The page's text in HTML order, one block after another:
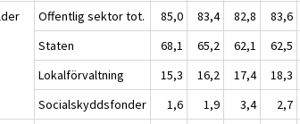
Offentlig sektor tot. 85,0 83,4 82,8 83,6
Staten
68,1 65,2 62,1 62,5
Lokalförvaltning
15,3 16,2 17,4 18,3
Socialskyddsfonder
1,6 1,9 3,4 2,7